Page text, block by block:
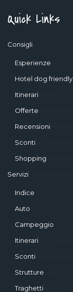
Quick Links
Consigli
Esperienze
Hotel dog friendly
Itinerari
Offerte
Recensioni
Sconti
Shopping
Servizi
Indice
Auto
Campeggio
Itinerari
Sconti
Strutture
Traghetti